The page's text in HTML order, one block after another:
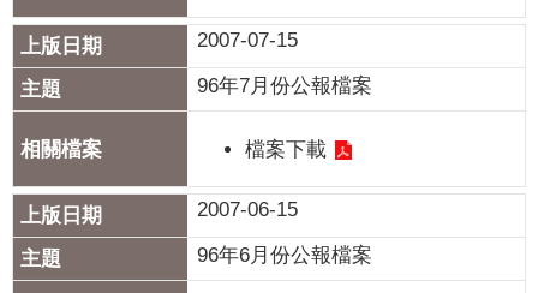
區
網
站
導
覽
回
首
頁
2007-07-15
96年7月份公報檔案
檔案下載
2007-06-15
96年6月份公報檔案